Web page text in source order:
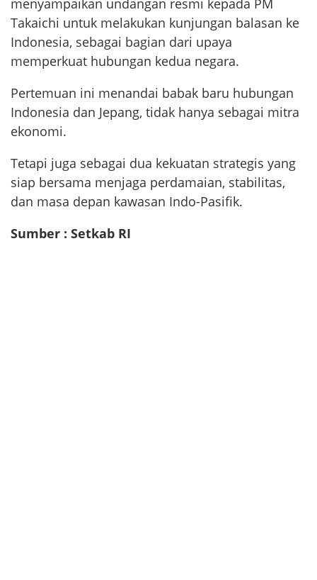
menyampaikan undangan resmi kepada PM
Takaichi untuk melakukan kunjungan balasan ke
Indonesia, sebagai bagian dari upaya
memperkuat hubungan kedua negara.
Pertemuan ini menandai babak baru hubungan
Indonesia dan Jepang, tidak hanya sebagai mitra
ekonomi.
Tetapi juga sebagai dua kekuatan strategis yang
siap bersama menjaga perdamaian, stabilitas,
dan masa depan kawasan Indo-Pasifik.
Sumber : Setkab RI